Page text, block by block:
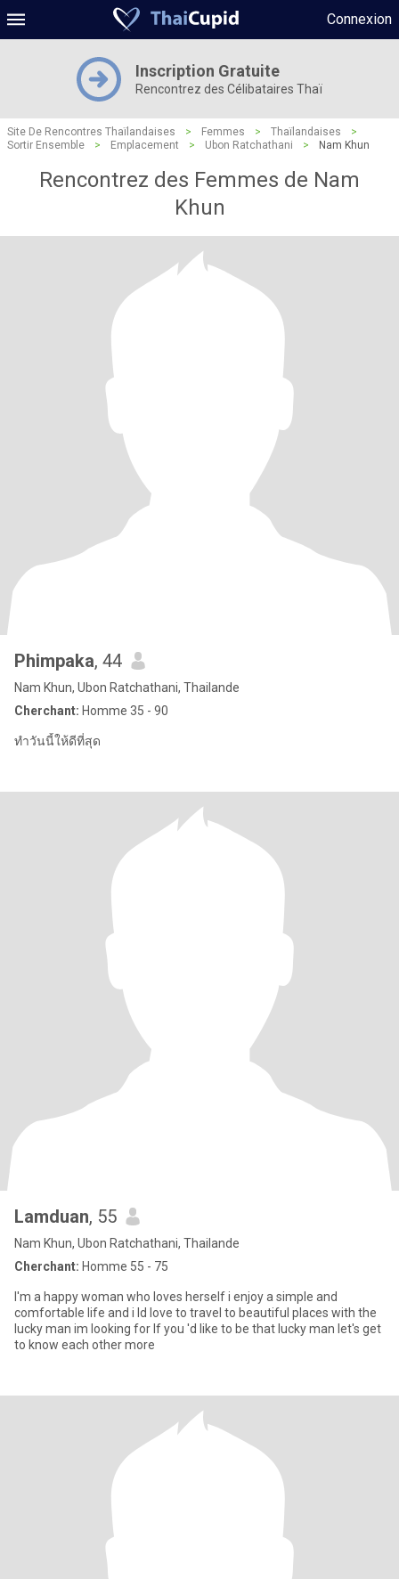
Connexion
Inscription Gratuite
Rencontrez des Célibataires Thaï
Site De Rencontres Thaïlandaises > Femmes > Thaïlandaises
>
Sortir Ensemble
> Emplacement > Ubon Ratchathani > Nam Khun
Rencontrez des Femmes de Nam
Khun
Phimpaka, 44
Nam Khun, Ubon Ratchathani, Thailande
Cherchant: Homme 35 - 90
ทำวันนี้ให้ดีที่สุด
Lamduan, 55
Nam Khun, Ubon Ratchathani, Thailande
Cherchant: Homme 55 - 75
I'm a happy woman who loves herself i enjoy a simple and
comfortable life and i ld love to travel to beautiful places with the
lucky man im looking for lf you 'd like to be that lucky man let's get
to know each other more